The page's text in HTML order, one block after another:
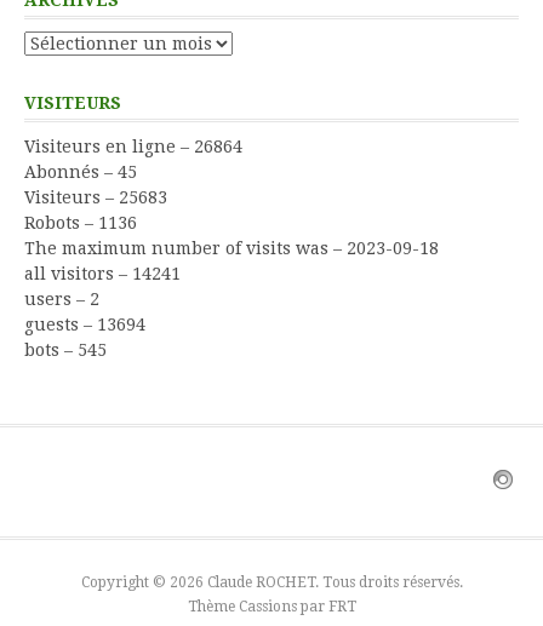
Archives
VISITEURS
Visiteurs en ligne – 26864
Abonnés – 45
Visiteurs – 25683
Robots – 1136
The maximum number of visits was – 2023-09-18
all visitors – 14241
users – 2
guests – 13694
bots – 545
Copyright © 2026 Claude ROCHET. Tous droits réservés.
Thème Cassions par FRT